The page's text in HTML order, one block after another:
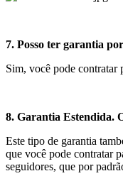
7. Posso ter garantia
Sim, você pode contratar
8. Garantia Estendida.
Este tipo de garantia
que você pode contratar
seguidores, que por